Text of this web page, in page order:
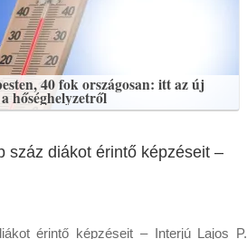
40 fok országosan: itt az új
hőséghelyzetről
száz diákot érintő képzéseit –
érintő képzéseit – Interjú Lajos P.